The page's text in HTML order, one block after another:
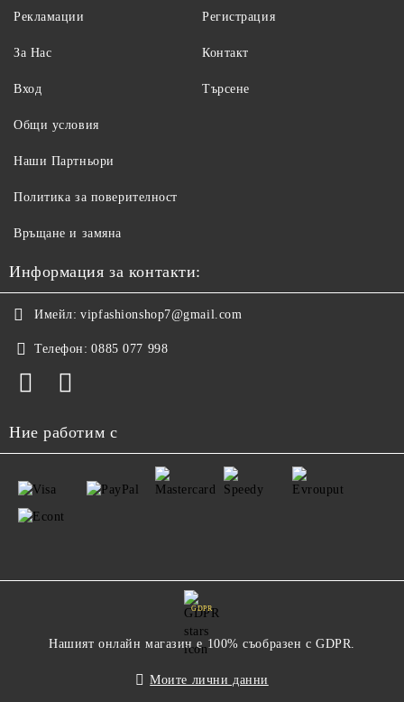
Рекламации
За Нас
Вход
Регистрация
Контакт
Търсене
Общи условия
Наши Партньори
Политика за поверителност
Връщане и замяна
Информация за контакти:
Имейл: vipfashionshop7@gmail.com
Телефон: 0885 077 998
Ние работим с
GDPR
Нашият онлайн магазин е 100% съобразен с GDPR.
Моите лични данни